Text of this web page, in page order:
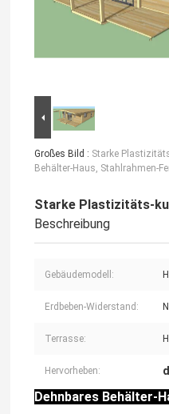
Großes Bild : Starke
Behälter-Haus, Stahlrahmen-
Starke Plastizitäts-
Beschreibung
Gebäudemodell:
Erdbeben-Widerstand:
Terrasse:
Hervorheben:
Dehnbares